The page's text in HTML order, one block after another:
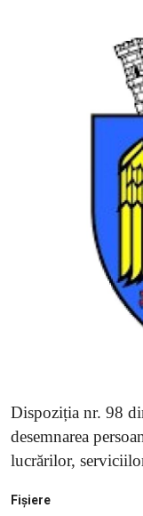
Căutați pe Internet
Dispoziția nr. 98
desemnarea
lucrărilor,
Fișiere